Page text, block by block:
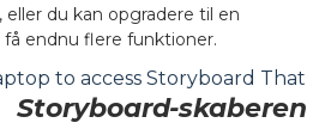
du kan opgradere til en
endnu flere funktioner.
Storyboard-skaberen